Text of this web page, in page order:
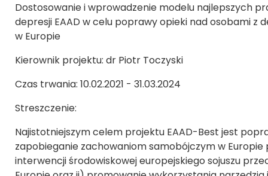
Dostosowanie i wprowadzenie modelu najlepszych
depresji EAAD w celu poprawy opieki nad osobami
w Europie
Kierownik projektu: dr Piotr Toczyski
Czas trwania: 10.02.2021 - 31.03.2024
Streszczenie:
Najistotniejszym celem projektu EAAD-Best jest
zapobieganie zachowaniom samobójczym w
interwencji środowiskowej europejskiego sojuszu